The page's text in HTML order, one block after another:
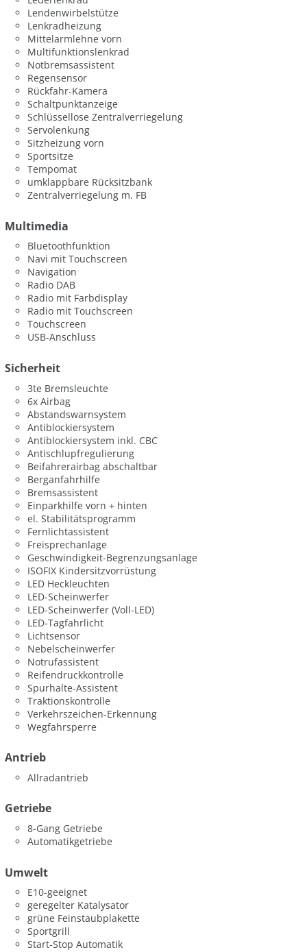
Lendenwirbelstütze
Lenkradheizung
Mittelarmlehne vorn
Multifunktionslenkrad
Notbremsassistent
Regensensor
Rückfahr-Kamera
Schaltpunktanzeige
Schlüssellose Zentralverriegelung
Servolenkung
Sitzheizung vorn
Sportsitze
Tempomat
umklappbare Rücksitzbank
Zentralverriegelung m. FB
Multimedia
Bluetoothfunktion
Navi mit Touchscreen
Navigation
Radio DAB
Radio mit Farbdisplay
Radio mit Touchscreen
Touchscreen
USB-Anschluss
Sicherheit
3te Bremsleuchte
6x Airbag
Abstandswarnsystem
Antiblockiersystem
Antiblockiersystem inkl. CBC
Antischlupfregulierung
Beifahrerairbag abschaltbar
Berganfahrhilfe
Bremsassistent
Einparkhilfe vorn + hinten
el. Stabilitätsprogramm
Fernlichtassistent
Freisprechanlage
Geschwindigkeit-Begrenzungsanlage
ISOFIX Kindersitzvorrüstung
LED Heckleuchten
LED-Scheinwerfer
LED-Scheinwerfer (Voll-LED)
LED-Tagfahrlicht
Lichtsensor
Nebelscheinwerfer
Notrufassistent
Reifendruckkontrolle
Spurhalte-Assistent
Traktionskontrolle
Verkehrszeichen-Erkennung
Wegfahrsperre
Antrieb
Allradantrieb
Getriebe
8-Gang Getriebe
Automatikgetriebe
Umwelt
E10-geeignet
geregelter Katalysator
grüne Feinstaubplakette
Sportgrill
Start-Stop Automatik